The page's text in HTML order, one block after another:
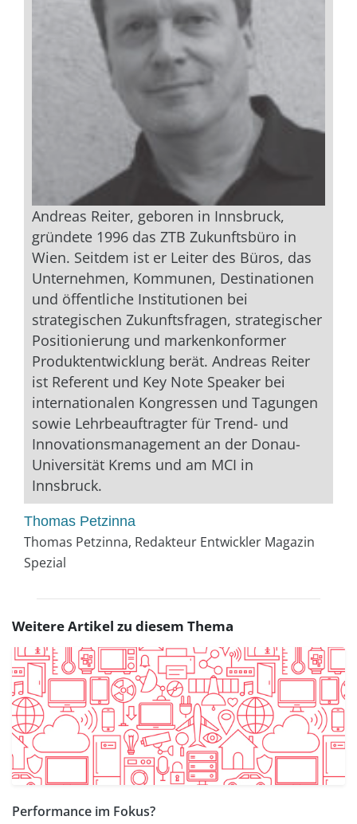
Andreas Reiter, geboren in Innsbruck,
gründete 1996 das ZTB Zukunftsbüro in
Wien. Seitdem ist er Leiter des Büros, das
Unternehmen, Kommunen, Destinationen
und öffentliche Institutionen bei
strategischen Zukunftsfragen, strategischer
Positionierung und markenkonformer
Produktentwicklung berät. Andreas Reiter
ist Referent und Key Note Speaker bei
internationalen Kongressen und Tagungen
sowie Lehrbeauftragter für Trend- und
Innovationsmanagement an der Donau-
Universität Krems und am MCI in
Innsbruck.
Thomas Petzinna
Thomas Petzinna, Redakteur Entwickler Magazin
Spezial
Weitere Artikel zu diesem Thema
Performance im Fokus?